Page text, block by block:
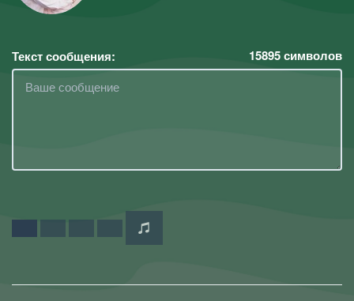
Текст сообщения: 15895символов